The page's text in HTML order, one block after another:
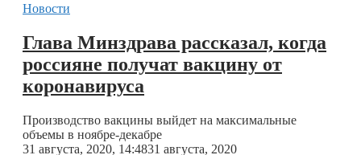
Новости
Глава Минздрава рассказал, когда
россияне получат вакцину от
коронавируса
Производство вакцины выйдет на максимальные
объемы в ноябре-декабре
31 августа, 2020, 14:4831 августа, 2020